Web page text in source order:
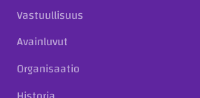
Vastuullisuus
Avainluvut
Organisaatio